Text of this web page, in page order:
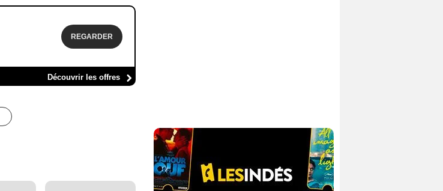
REGARDER
Découvrir les offres